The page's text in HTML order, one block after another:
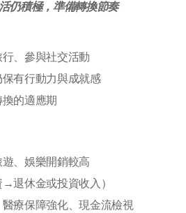
仍積極，準備轉換節奏
、參與社交活動
有行動力與成就感
的適應期
、娛樂開銷較高
退休金或投資收入）
療保障強化、現金流檢視